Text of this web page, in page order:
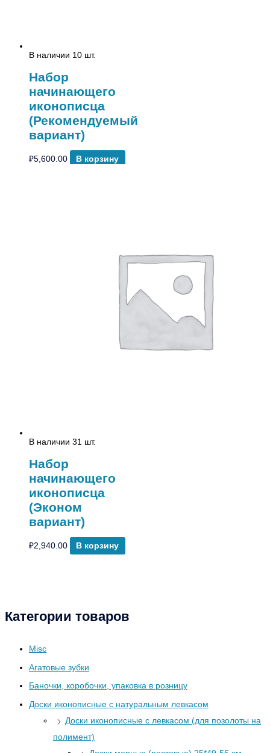
Категории товаров
Misc
Агатовые зубки
Баночки, коробочки, упаковка в розницу
Доски иконописные с натуральным левкасом
Доски иконописные с левкасом (для позолоты на
полимент)
В наличии 10 шт.
Набор
начинающего
иконописца
(Рекомендуемый
вариант)
₽5,600.00 В корзину
В наличии 31 шт.
Набор
начинающего
иконописца
(Эконом
вариант)
₽2,940.00 В корзину